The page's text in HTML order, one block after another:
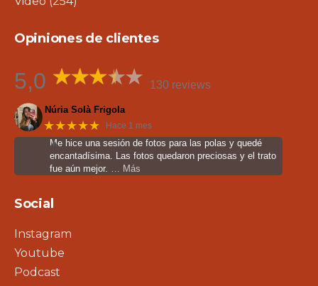
Opiniones de clientes
5,0 130 reviews
Núria Solà Frigola
★★★★★ Hace 1 mes
Me hice una sesión de fotos para las polas y quedé
encantadísima. Las fotos quedaron preciosas y el trato
fue aún mejor. … Más
Social
Instagram
Youtube
Podcast